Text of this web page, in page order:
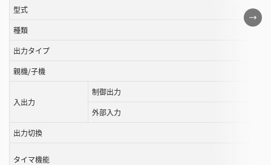
こ
の
型式
種類
出力タイプ
親機/子機
入出力
制御出力
外部入力
出力切換
タイマ機能